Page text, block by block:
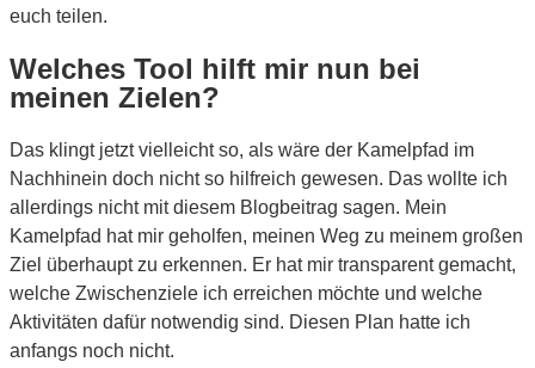
euch teilen.
Welches Tool hilft mir nun bei
meinen Zielen?
Das klingt jetzt vielleicht so, als wäre der Kamelpfad im
Nachhinein doch nicht so hilfreich gewesen. Das wollte ich
allerdings nicht mit diesem Blogbeitrag sagen. Mein
Kamelpfad hat mir geholfen, meinen Weg zu meinem großen
Ziel überhaupt zu erkennen. Er hat mir transparent gemacht,
welche Zwischenziele ich erreichen möchte und welche
Aktivitäten dafür notwendig sind. Diesen Plan hatte ich
anfangs noch nicht.